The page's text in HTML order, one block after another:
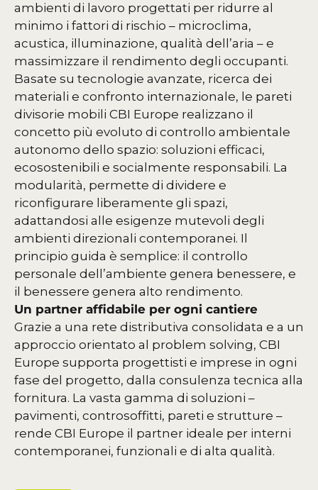
ambienti di lavoro progettati per ridurre al
minimo i fattori di rischio – microclima,
acustica, illuminazione, qualità dell’aria – e
massimizzare il rendimento degli occupanti.
Basate su tecnologie avanzate, ricerca dei
materiali e confronto internazionale, le pareti
divisorie mobili CBI Europe realizzano il
concetto più evoluto di controllo ambientale
autonomo dello spazio: soluzioni efficaci,
ecosostenibili e socialmente responsabili. La
modularità, permette di dividere e
riconfigurare liberamente gli spazi,
adattandosi alle esigenze mutevoli degli
ambienti direzionali contemporanei. Il
principio guida è semplice: il controllo
personale dell’ambiente genera benessere, e
il benessere genera alto rendimento.
Un partner affidabile per ogni cantiere
Grazie a una rete distributiva consolidata e a un
approccio orientato al problem solving, CBI
Europe supporta progettisti e imprese in ogni
fase del progetto, dalla consulenza tecnica alla
fornitura. La vasta gamma di soluzioni –
pavimenti, controsoffitti, pareti e strutture –
rende CBI Europe il partner ideale per interni
contemporanei, funzionali e di alta qualità.